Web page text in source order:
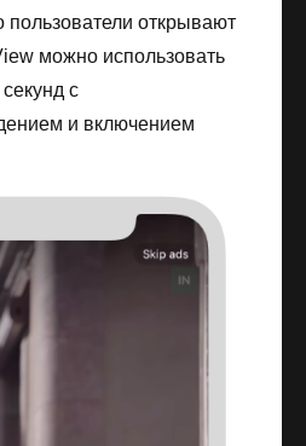
пользователи открывают
можно использовать
с
и включением